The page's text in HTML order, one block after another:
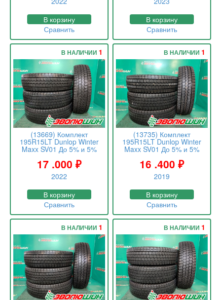
В корзину
Сравнить
В корзину
Сравнить
(13669) Комплект
195R15LT Dunlop Winter
Maxx SV01 До 5% и 5%
17 .000 ₽
2022
В НАЛИЧИИ 1
В корзину
Сравнить
(13735) Комплект
195R15LT Dunlop Winter
Maxx SV01 До 5% и 5%
16 .400₽
2019
В НАЛИЧИИ 1
В корзину
Сравнить
В НАЛИЧИИ 1 В НАЛИЧИИ 1